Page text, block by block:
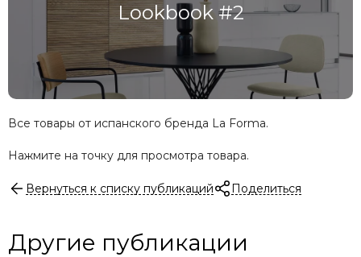
Lookbook #2
Все товары от испанского бренда La Forma.
Нажмите на точку для просмотра товара.
Вернуться к списку публикаций Поделиться
Другие публикации